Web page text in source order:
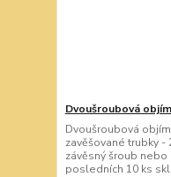
Dvoušroubová
Dvoušroubová
zavěšované trubky -
závěsný šroub
posledních 10 ks